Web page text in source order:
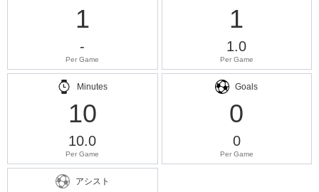
1
-
Per Game
1
1.0
Per Game
Minutes
10
10.0
Per Game
Goals
0
0
Per Game
アシスト